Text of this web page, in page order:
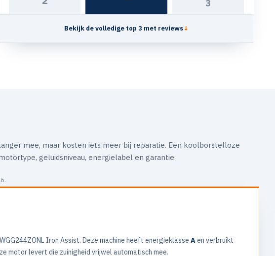
3
Bekijk de volledige top 3 met reviews↓
mee, maar kosten iets meer bij reparatie. Een koolborstelloze
geluidsniveau, energielabel en garantie.
Iron Assist. Deze machine heeft energieklasse Aen verbruikt
motor levert die zuinigheid vrijwel automatisch mee.